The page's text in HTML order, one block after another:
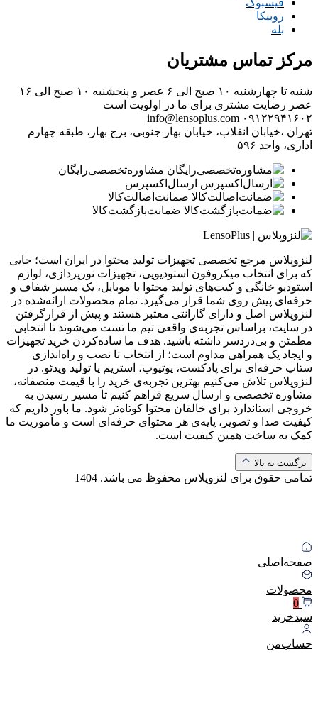
روبیکا
بله
مرکز تماس مشتریان
شنبه تا چهارشنبه ۱۰ صبح الی ۶ عصر و پنجشنبه ۱۰ صبح الی ۱۶
عصر رضایت مشتری برای ما در اولویت است
۰۹۱۲۲۹۴۱۶۰۲ info@lensoplus.com
تهران ،خیابان انقلاب، خیابان بهار جنوبی، برج بهار، طبقه چهارم
اداری، واحد ۵۹۶
مشاوره‌تخصصی‌رایگان
ارسال‌اکسپرس
ضمانت‌اصالت‌کالا
ضمانت‌بازگشت‌کالا
لنزوپلاس مرجع تخصصی تجهیزات تولید محتوا در ایران است؛ جایی
که برای انتخاب میکروفون استودیویی، تجهیزات نورپردازی، لوازم
استودیو خانگی و کیت‌های تولید محتوا با موبایل، یک مسیر شفاف و
حرفه‌ای پیش روی شما قرار می‌گیرد. تمام محصولات ارائه‌شده در
لنزوپلاس اصل و دارای گارانتی معتبر هستند و پیش از قرارگرفتن
در سایت، براساس تجربه‌ی واقعی تیم ما تست می‌شوند تا انتخابی
مطمئن و بی‌دردسر داشته باشید. هدف ما ساده‌کردن خرید تجهیزات
و ایجاد یک همراهی مداوم است؛ از انتخاب تا نصب و راه‌اندازی
ستاپ حرفه‌ای برای پادکست، یوتیوب، استریم یا تولید ویدئو. در
لنزوپلاس تلاش می‌کنیم بهترین تجربه‌ی خرید را با قیمت منصفانه،
مشاوره تخصصی و ارسال سریع فراهم کنیم تا مسیر رسیدن به
خروجی استاندارد برای خالقان محتوا کوتاه‌تر شود. ما باور داریم که
کیفیت صدا و تصویر، پایه‌ی هر محتوای حرفه‌ای است و مأموریت ما
کمک به ساخت همین کیفیت است.
برگشت به بالا
تمامی حقوق برای لنزوپلاس محفوظ می باشد. 1404
صفحه‌اصلی
محصولات
0
سبد‌خرید
حساب‌من